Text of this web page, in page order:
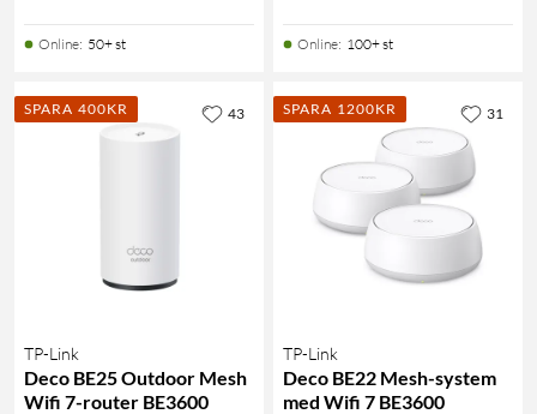
Online: 50+ st Online: 100+ st
SPARA 400KR
TP-Link
Deco BE25 Outdoor Mesh
Wifi 7-router BE3600
43 SPARA 1200KR
TP-Link
Deco BE22 Mesh-system
med Wifi 7 BE3600
31